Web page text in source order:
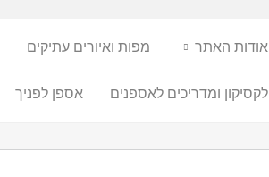
אודות האתר מפות ואיורים עתיקים
לקסיקון ומדריכים לאספנים אספן לפניך